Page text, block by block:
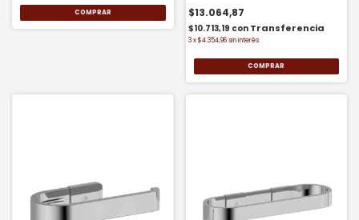
$13.064,87
$10.713,19 con
3 x$4.354,96 sin interés